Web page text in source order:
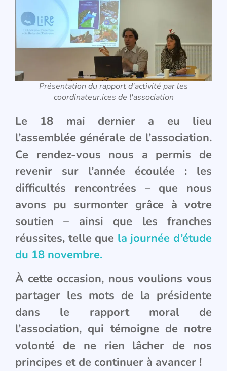
Présentation du rapport d'activité par les
coordinateur.ices de l'association
Le 18 mai dernier a eu lieu
l’assemblée générale de l’association.
Ce rendez-vous nous a permis de
revenir sur l’année écoulée : les
difficultés rencontrées – que nous
avons pu surmonter grâce à votre
soutien – ainsi que les franches
réussites, telle que la journée d’étude
du 18 novembre.
À cette occasion, nous voulions vous
partager les mots de la présidente
dans le rapport moral de
l’association, qui témoigne de notre
volonté de ne rien lâcher de nos
principes et de continuer à avancer !